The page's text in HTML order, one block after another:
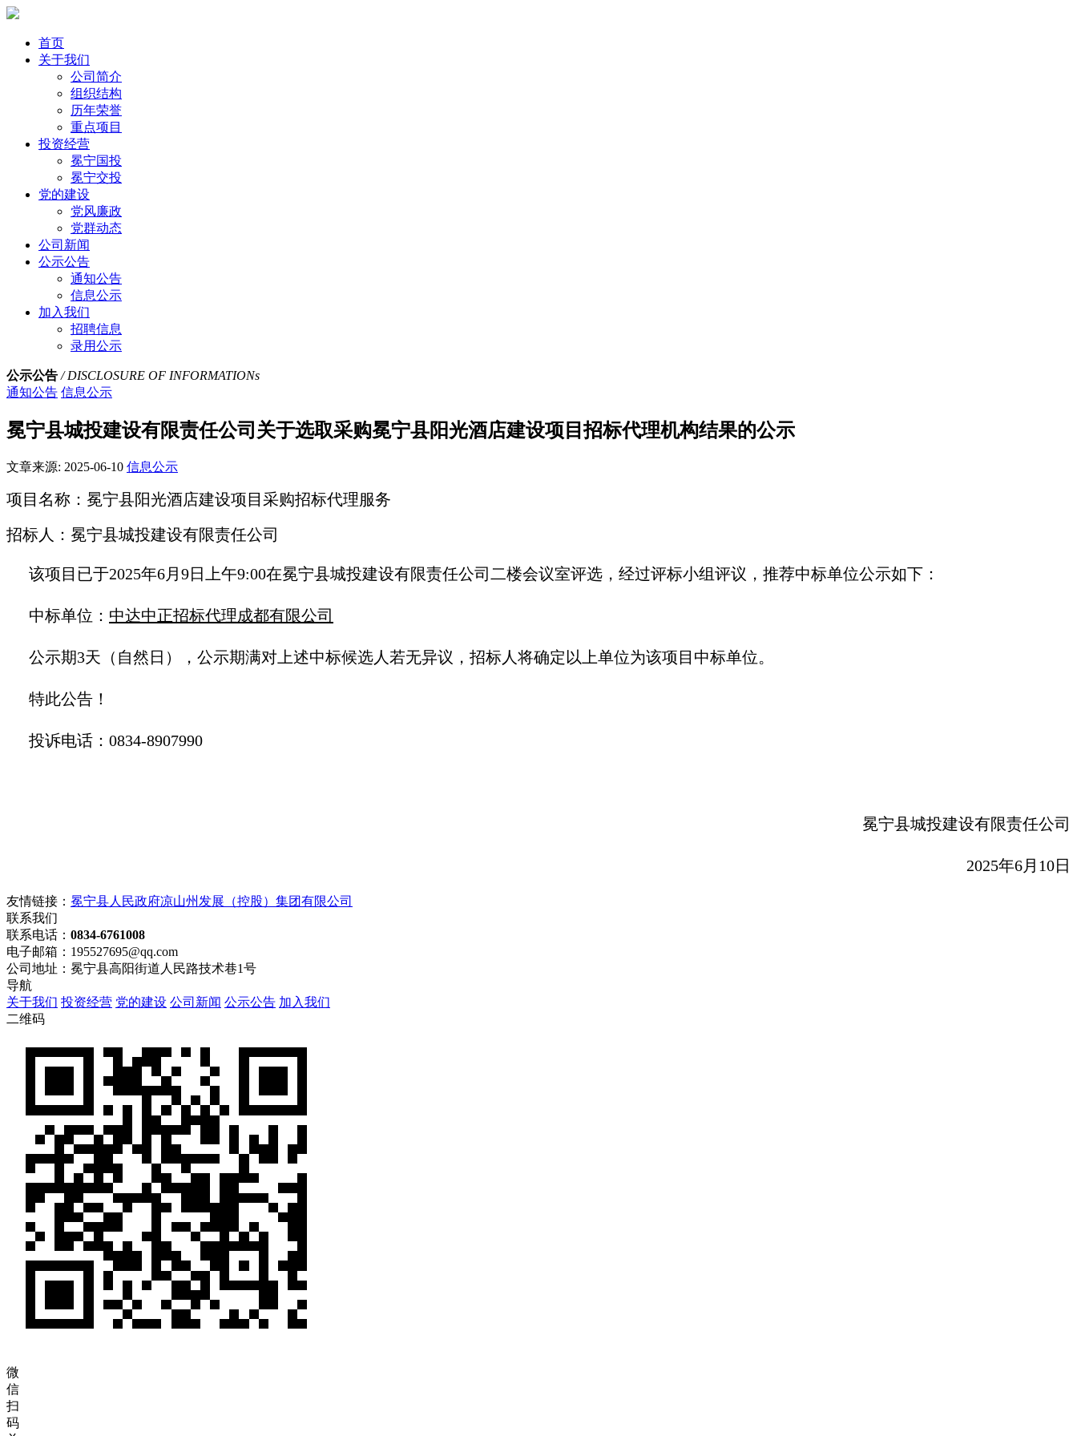
首页
关于我们
公司简介
组织结构
历年荣誉
重点项目
投资经营
冕宁国投
冕宁交投
党的建设
党风廉政
党群动态
公司新闻
公示公告
通知公告
信息公示
加入我们
招聘信息
录用公示
公示公告 / DISCLOSURE OF INFORMATIONs
通知公告 信息公示
冕宁县城投建设有限责任公司关于选取采购冕宁县阳光酒店建设项目招标代理机构结果的公示
文章来源: 2025-06-10 信息公示
项目名称：冕宁县阳光酒店建设项目采购招标代理服务
招标人： 冕宁县城投建设有限责任公司
该项目已于2025年6月9日上午9:00在冕宁县城投建设有限责任公司 二楼会议室评选，经过评标小组评议，推荐中标单位公示如下：
中标单位： 中达中正招标代理成都有限公司
公示期3天（自然日），公示期满对上述中标候选人若无异议，招标人将确定以上单位为该项目中标单位。
特此公告！
投诉电话：0834-8907990
冕宁县城投建设有限责任公司
2025年6月10日
友情链接： 冕宁县人民政府凉山州发展（控股）集团有限公司
联系我们
联系电话： 0834-6761008
电子邮箱：195527695@qq.com
公司地址：冕宁县高阳街道人民路技术巷1号
导航
关于我们 投资经营 党的建设 公司新闻 公示公告 加入我们
二维码
微
信
扫
码